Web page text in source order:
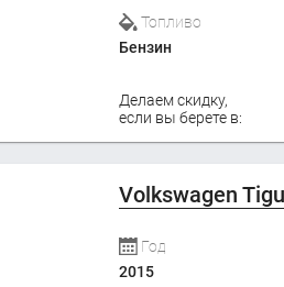
Топливо
Бензин
Делаем скидку,
если вы берете в:
Volkswagen
Год
2015